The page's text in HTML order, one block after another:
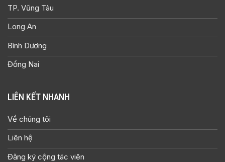
TP. Vũng Tàu
Long An
Bình Dương
Đồng Nai
LIÊN KẾT NHANH
Về chúng tôi
Liên hệ
Đăng ký cộng tác viên